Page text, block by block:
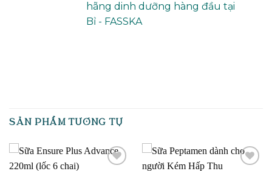
hãng dinh dưỡng hàng đầu tại
Bỉ - FASSKA
SẢN PHẨM TƯƠNG TỰ